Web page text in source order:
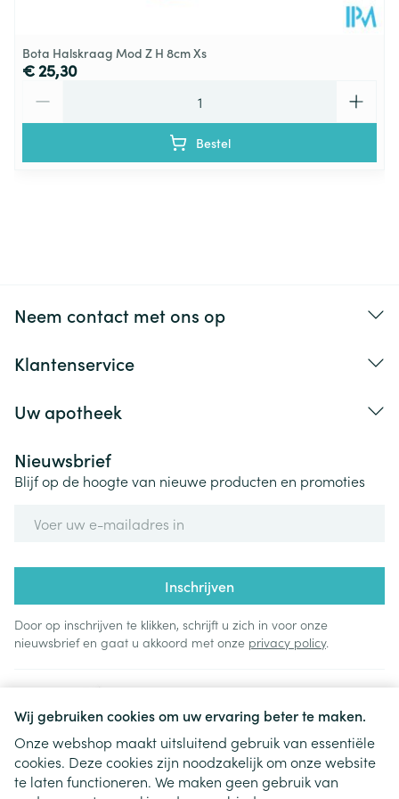
Wij gebruiken cookies om uw ervaring beter te maken.
Onze webshop maakt uitsluitend gebruik van essentiële
cookies. Deze cookies zijn noodzakelijk om onze website
te laten functioneren. We maken geen gebruik van
Bota Halskraag Mod Z H 8cm Xs
€ 25,30
Bestel
Neem contact met ons op
Klantenservice
Uw apotheek
Nieuwsbrief
Blijf op de hoogte van nieuwe producten en promoties
Inschrijven
Door op inschrijven te klikken, schrijft u zich in voor onze
nieuwsbrief en gaat u akkoord met onze privacy policy.
Juridische links